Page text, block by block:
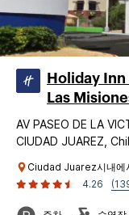
Holiday Inn
Las
AV PASEO DE LA
CIUDAD JUAREZ,
Ciudad Juarez시내에
4.26